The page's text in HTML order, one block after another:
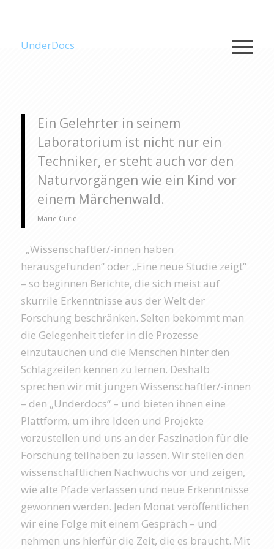
UnderDocs
Ein Gelehrter in seinem
Laboratorium ist nicht nur ein
Techniker, er steht auch vor den
Naturvorgängen wie ein Kind vor
einem Märchenwald.
Marie Curie
„Wissenschaftler/-innen haben
herausgefunden“ oder „Eine neue Studie zeigt“
– so beginnen Berichte, die sich meist auf
skurrile Erkenntnisse aus der Welt der
Forschung beschränken. Selten bekommt man
die Gelegenheit tiefer in die Prozesse
einzutauchen und die Menschen hinter den
Schlagzeilen kennen zu lernen. Deshalb
sprechen wir mit jungen Wissenschaftler/-innen
– den „Underdocs“ – und bieten ihnen eine
Plattform, um ihre Ideen und Projekte
vorzustellen und uns an der Faszination für die
Forschung teilhaben zu lassen. Wir stellen den
wissenschaftlichen Nachwuchs vor und zeigen,
wie alte Pfade verlassen und neue Erkenntnisse
gewonnen werden. Jeden Monat veröffentlichen
wir eine Folge mit einem Gespräch – und
nehmen uns hierfür die Zeit, die es braucht. Mit